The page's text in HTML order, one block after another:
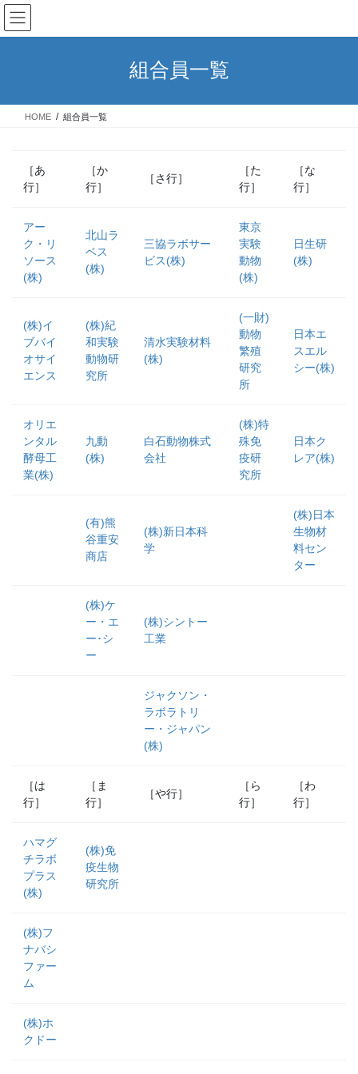
コ
ン
テ
ス
ナ
ビ
ゲ
ン
組合員一覧
HOME 組合員一覧
［あ
行］
［か
行］
［さ行］
［た
行］
［な
行］
アー
ク・リ
ソース
(株)
北山ラ
ベス
(株)
三協ラボサー
ビス(株)
東京
実験
動物
(株)
日生研
(株)
(株)イ
ブバイ
オサイ
エンス
(株)紀
和実験
動物研
究所
清水実験材料
(株)
(一財)
動物
繁殖
研究
所
日本エ
スエル
シー(株)
オリエ
ンタル
酵母工
業(株)
九動
(株)
白石動物株式
会社
(株)特
殊免
疫研
究所
日本ク
レア(株)
(有)熊
谷重安
商店
(株)新日本科
学
(株)日本
生物材
料セン
ター
(株)ケ
ー・エ
ー･シ
ー
(株)シントー
工業
ジャクソン・
ラボラトリ
ー・ジャパン
(株)
［は
行］
［ま
行］
［や行］
［ら
行］
［わ
行］
ハマグ
チラボ
プラス
(株)
(株)免
疫生物
研究所
(株)フ
ナバシ
ファー
ム
(株)ホ
クドー